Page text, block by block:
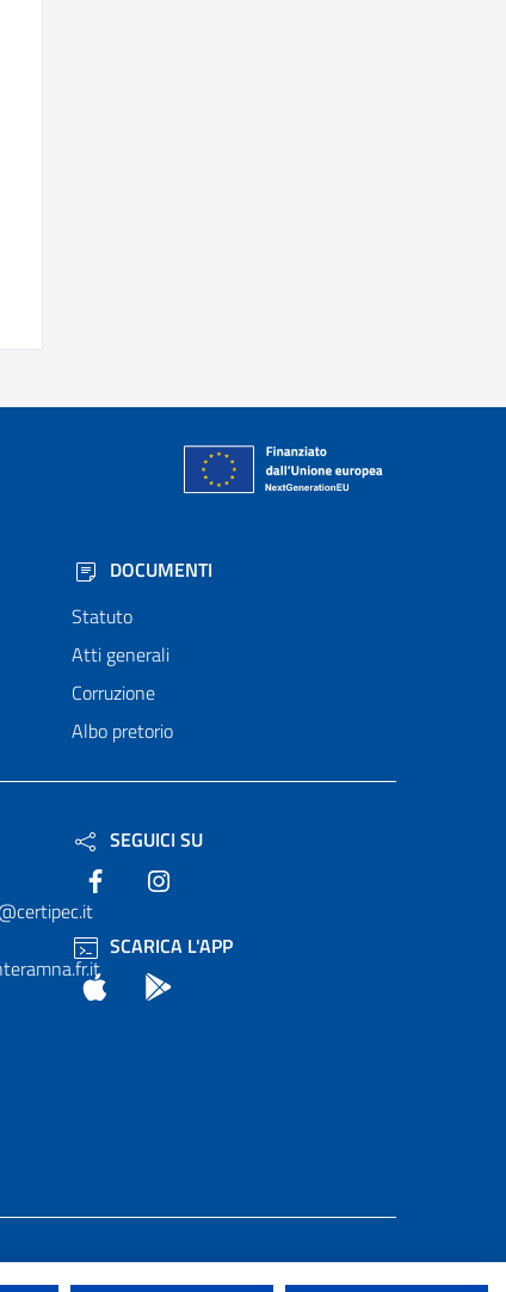
DOCUMENTI
Statuto
Atti generali
Corruzione
Albo pretorio
SEGUICI SU
Facebook
SCARICA L'APP
App Store